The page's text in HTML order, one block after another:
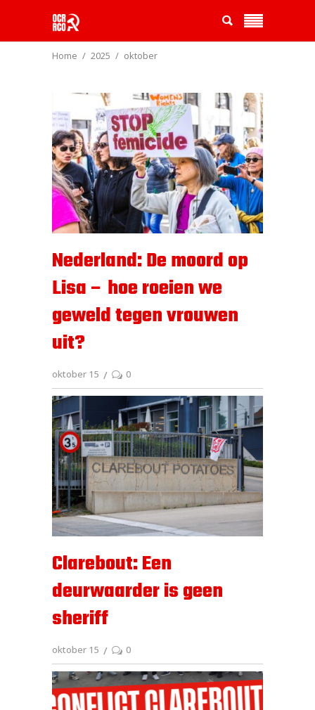
Home 2025 oktober
Nederland: De moord op
Lisa – hoe roeien we
geweld tegen vrouwen
uit?
oktober 15 0
Clarebout: Een
deurwaarder is geen
sheriff
oktober 15 0